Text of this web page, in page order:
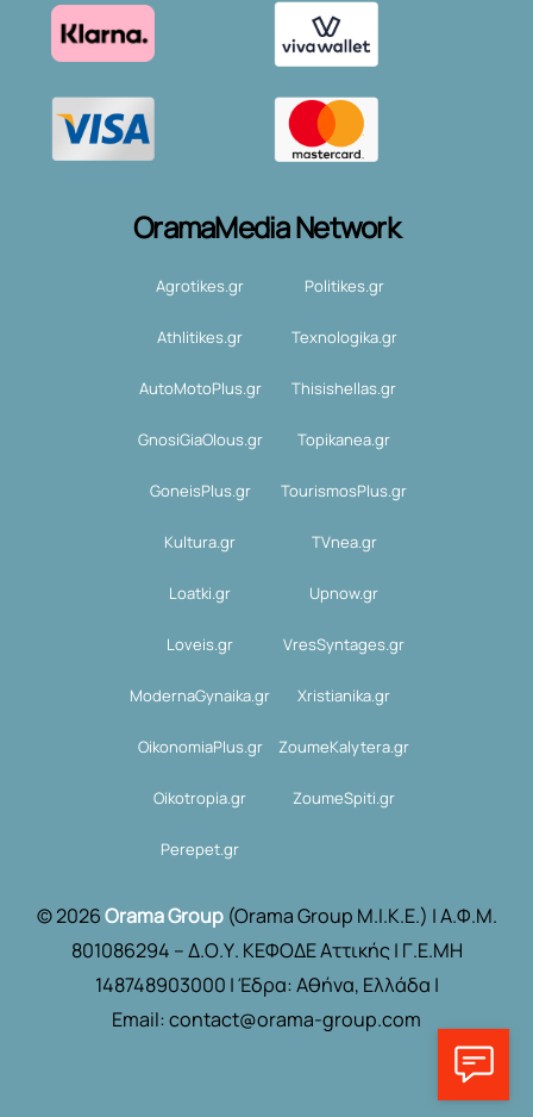
OramaMedia Network
Agrotikes.gr Politikes.gr
Athlitikes.gr Texnologika.gr
AutoMotoPlus.gr Thisishellas.gr
GnosiGiaOlous.gr Topikanea.gr
GoneisPlus.gr TourismosPlus.gr
Kultura.gr TVnea.gr
Loatki.gr Upnow.gr
Loveis.gr VresSyntages.gr
ModernaGynaika.gr Xristianika.gr
OikonomiaPlus.gr ZoumeKalytera.gr
Oikotropia.gr ZoumeSpiti.gr
Perepet.gr
© 2026Orama Group(Orama Group Μ.Ι.Κ.Ε.) | Α.Φ.Μ.
801086294 – Δ.Ο.Υ. ΚΕΦΟΔΕ Αττικής | Γ.Ε.ΜΗ
148748903000 | Έδρα: Αθήνα, Ελλάδα |
Email: contact@orama-group.com